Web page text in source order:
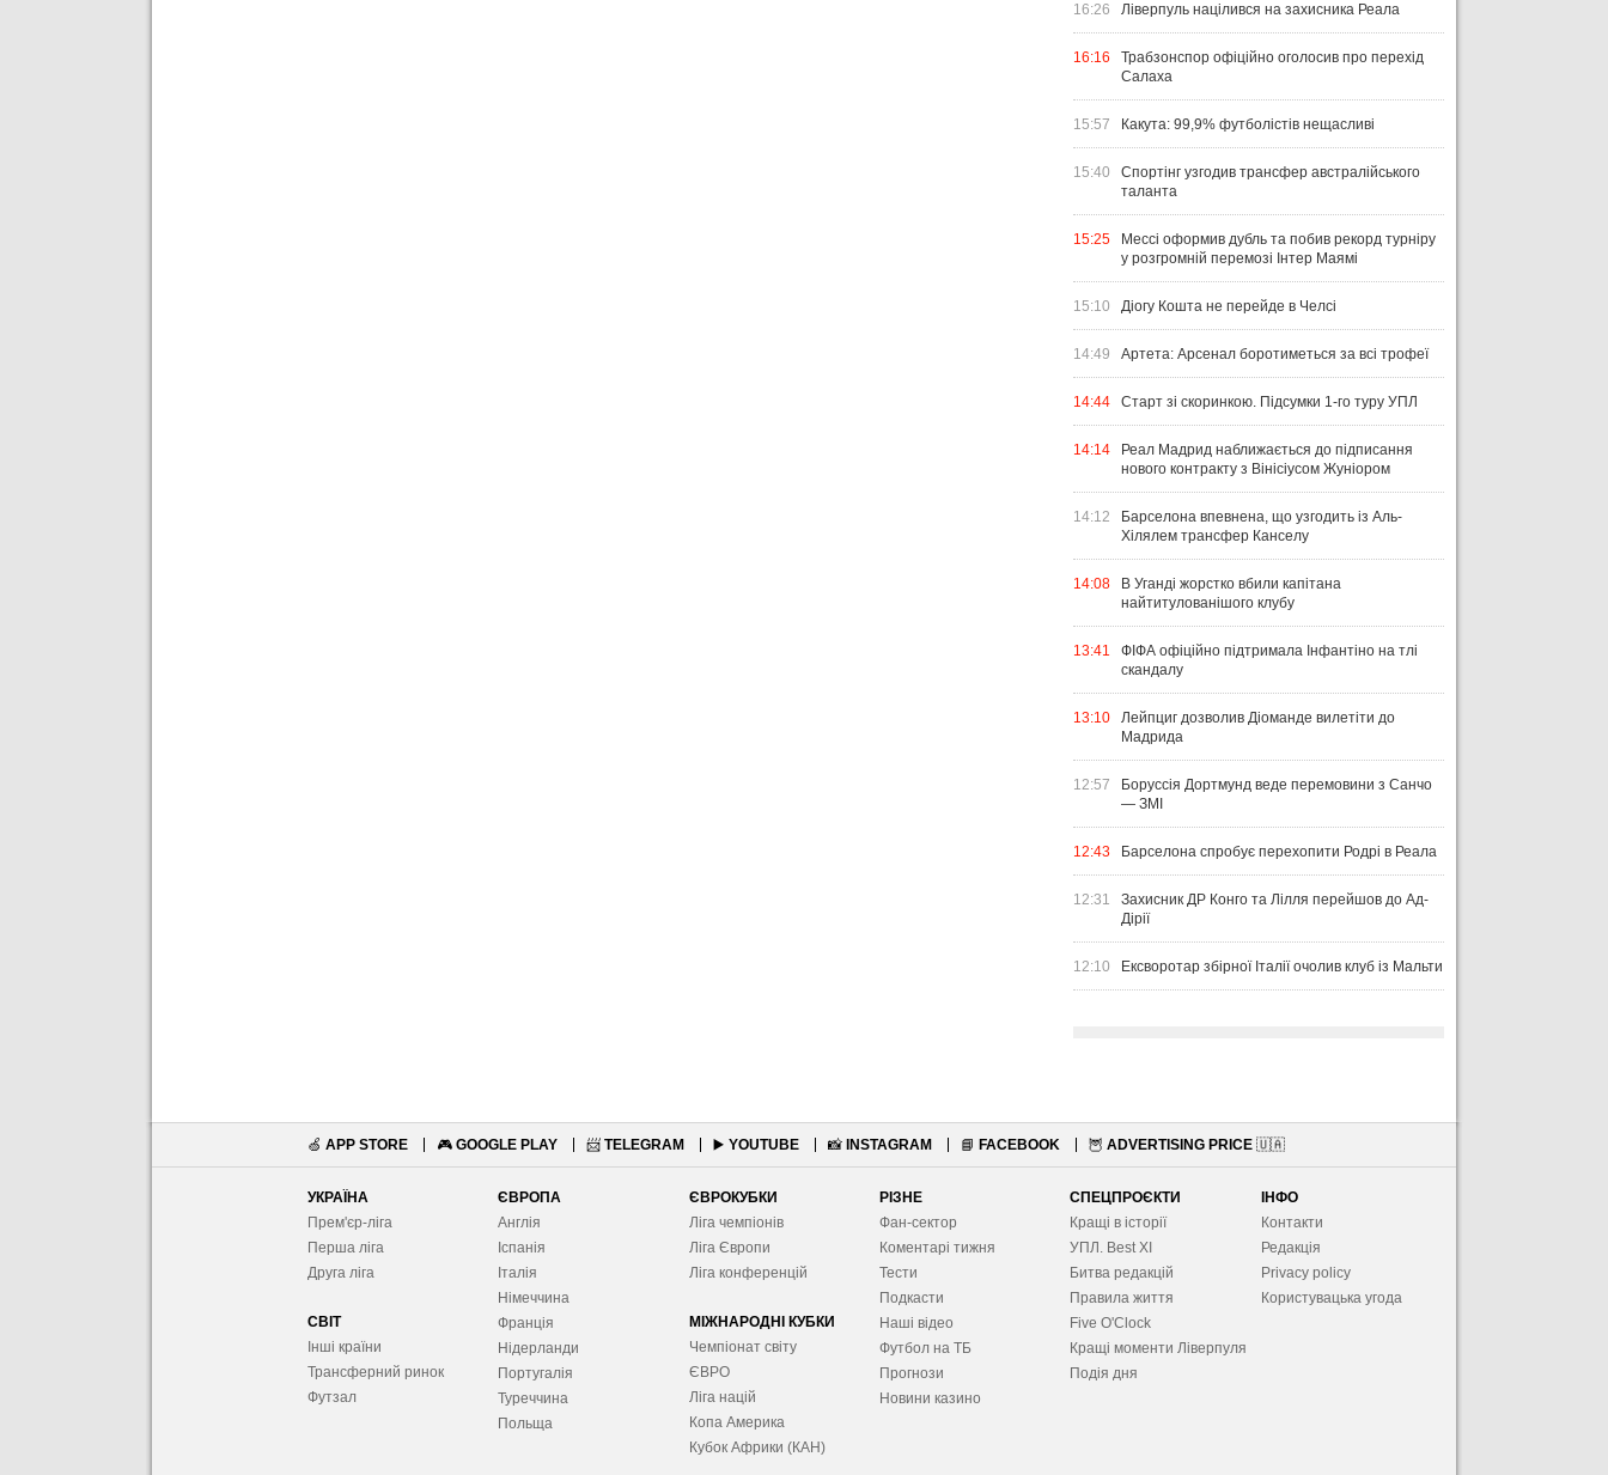
16:26 Ліверпуль націлився на захисника Реала
16:16
Трабзонспор офіційно оголосив про перехід
Салаха
15:57 Какута: 99,9% футболістів нещасливі
15:40
Спортінг узгодив трансфер австралійського
таланта
15:25
Мессі оформив дубль та побив рекорд турніру
у розгромній перемозі Інтер Маямі
15:10 Діогу Кошта не перейде в Челсі
14:49 Артета: Арсенал боротиметься за всі трофеї
14:44 Старт зі скоринкою. Підсумки 1-го туру УПЛ
14:14
Реал Мадрид наближається до підписання
нового контракту з Вінісіусом Жуніором
14:12
Барселона впевнена, що узгодить із Аль-
Хілялем трансфер Канселу
14:08
В Уганді жорстко вбили капітана
найтитулованішого клубу
13:41
ФІФА офіційно підтримала Інфантіно на тлі
скандалу
13:10
Лейпциг дозволив Діоманде вилетіти до
Мадрида
12:57
Боруссія Дортмунд веде перемовини з Санчо
— ЗМІ
12:43 Барселона спробує перехопити Родрі в Реала
12:31
Захисник ДР Конго та Лілля перейшов до Ад-
Дірії
12:10 Ексворотар збірної Італії очолив клуб із Мальти
🍏 APP STORE 🎮 GOOGLE PLAY 📨 TELEGRAM ▶️ YOUTUBE 📸 INSTAGRAM 📘 FACEBOOK 🦉 ADVERTISING PRICE 🇺🇦
УКРАЇНА
Прем'єр-ліга
Перша ліга
Друга ліга
СВІТ
Інші країни
Трансферний ринок
Футзал
ЄВРОПА
Англія
Іспанія
Італія
Німеччина
Франція
Нідерланди
Португалія
Туреччина
Польща
ЄВРОКУБКИ
Ліга чемпіонів
Ліга Європи
Ліга конференцій
МІЖНАРОДНІ КУБКИ
Чемпіонат світу
ЄВРО
Ліга націй
Копа Америка
Кубок Африки (КАН)
РІЗНЕ
Фан-сектор
Коментарі тижня
Тести
Подкасти
Наші відео
Футбол на ТБ
Прогнози
Новини казино
СПЕЦПРОЄКТИ
Кращі в історії
УПЛ. Best XІ
Битва редакцій
Правила життя
Five O'Clock
Кращі моменти Ліверпуля
Подія дня
ІНФО
Контакти
Редакція
Privacy policy
Користувацька угода